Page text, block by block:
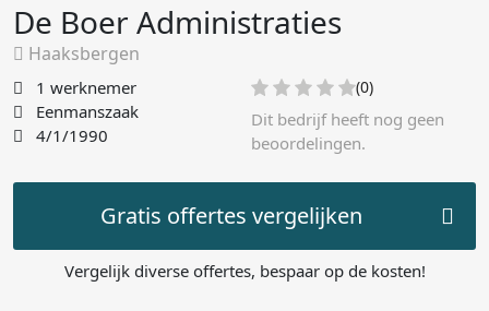
De Boer Administraties
Haaksbergen
1 werknemer
Eenmanszaak
4/1/1990
(0)
Dit bedrijf heeft nog geen
beoordelingen.
Gratis offertes vergelijken
Vergelijk diverse offertes, bespaar op de kosten!